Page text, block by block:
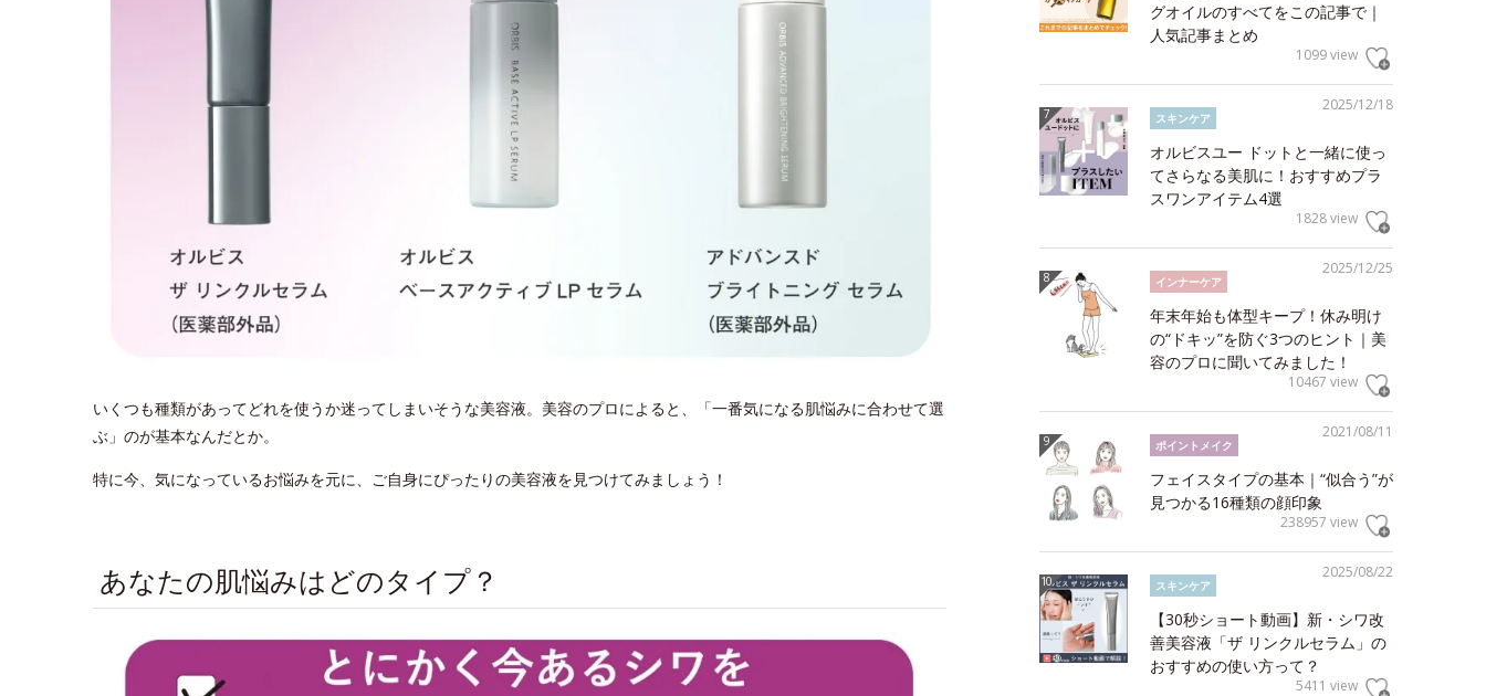
いくつも種類があってどれを使うか迷ってしまいそうな美容液。美容のプロによると、「一番気になる肌悩みに合わせて選
ぶ」のが基本なんだとか。
特に今、気になっているお悩みを元に、ご自身にぴったりの美容液を見つけてみましょう！
あなたの肌悩みはどのタイプ？
グオイルのすべてをこの記事で｜
人気記事まとめ
1099 view
2025/12/18
スキンケア
オルビスユー ドットと一緒に使っ
てさらなる美肌に！おすすめプラ
スワンアイテム4選
1828 view
2025/12/25
インナーケア
年末年始も体型キープ！休み明け
の“ドキッ”を防ぐ3つのヒント｜美
容のプロに聞いてみました！
10467 view
2021/08/11
ポイントメイク
フェイスタイプの基本｜“似合う”が
見つかる16種類の顔印象
238957 view
2025/08/22
スキンケア
【30秒ショート動画】新・シワ改
善美容液「ザ リンクルセラム」の
おすすめの使い方って？
5411 view